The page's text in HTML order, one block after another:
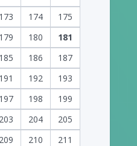
173 174
175
179 180
181
185 186
187
191 192
193
197 198
199
203 204
205
209 210
211